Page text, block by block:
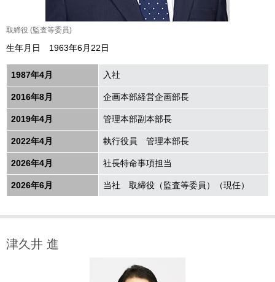
取締役 (監査等委員)
生年月日 1963年6月22日
1987年4月 入社
2016年8月 企画本部経営企画部長
2019年4月 管理本部副本部長
2022年4月 執行役員 管理本部長
2026年4月 社長特命事項担当
2026年6月 当社 取締役（監査等委員）（現任）
津久井 進